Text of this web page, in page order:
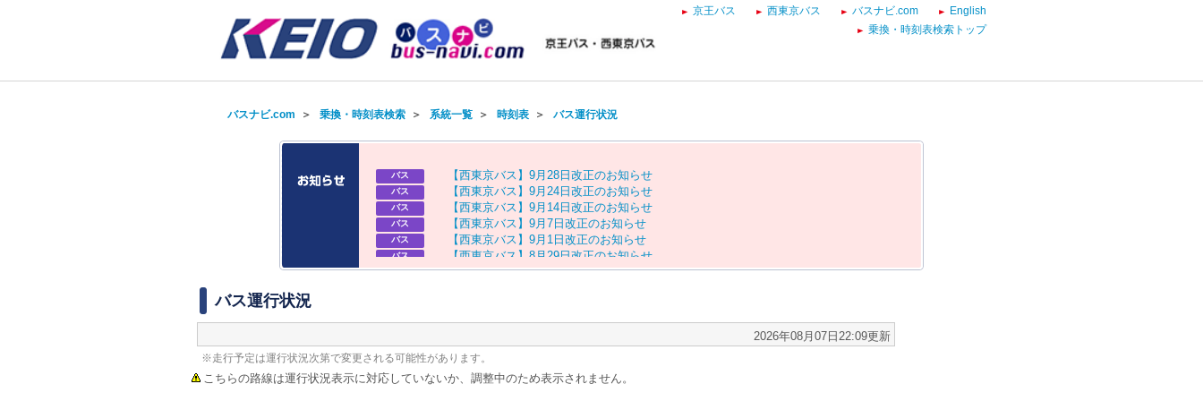
京王バス 西東京バス バスナビ.com
English
乗換・時刻表検索トップ
バスナビ.com ＞ 乗換・時刻表検索＞ 系統一覧＞ 時刻表＞ バス運行状況
バス 【西東京バス 】 9月 28 日 改正のお知 らせ
バス 【西東京バス 】 9月 24 日 改正のお知 らせ
バス 【西東京バス 】 9月 14 日 改正のお知 らせ
バス 【西東京バス 】 9月 7 日 改正のお知 らせ
バス 【西東京バス 】 9月 1 日 改正のお知 らせ
バス 【西東京バス 】 8 月 29日改正のお知 らせ
バス 【京王バス】お盆ダイヤのお知らせ
バス運行状況
2026年08月07日22:09更新
※走行予定は運行状況次第で変更される可能性があります。
こちらの路線は運行状況表示に対応していないか、調整中のため表示されません。